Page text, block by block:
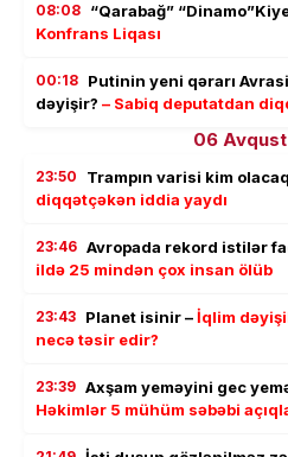
08:08 “Qarabağ”
Konfrans Liqası
00:18 Putinin yeni qərarı
dəyişir? – Sabiq deputatdan
06
23:50 Trampın varisi kim
diqqətçəkən iddia yaydı
23:46 Avropada rekord istilər
ildə 25 mindən çox insan ölüb
23:43 Planet isinir –İqlim
necə təsir edir?
23:39 Axşam yeməyini gec
Həkimlər 5 mühüm səbəbi